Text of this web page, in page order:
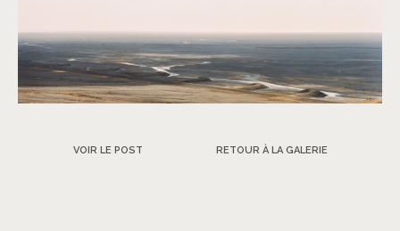
VOIR LE POST RETOUR À LA GALERIE